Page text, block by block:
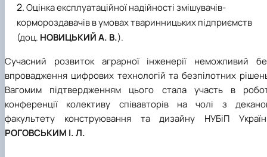
Оцінка експлуатаційної надійності змішувачів-
кормороздавачів в умовах тваринницьких підприємств
(доц. НОВИЦЬКИЙА. В.).
Сучасний розвиток аграрної інженерії неможливий
впровадження цифрових технологій та безпілотних
Вагомим підтвердженням цього стала участь в
конференції колективу співавторів на чолі з
факультету конструювання та дизайну НУБіП
РОГОВСЬКИМ І. Л.